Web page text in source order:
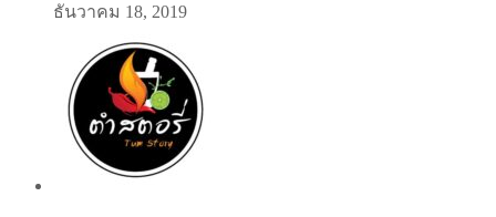
ธันวาคม 18, 2019